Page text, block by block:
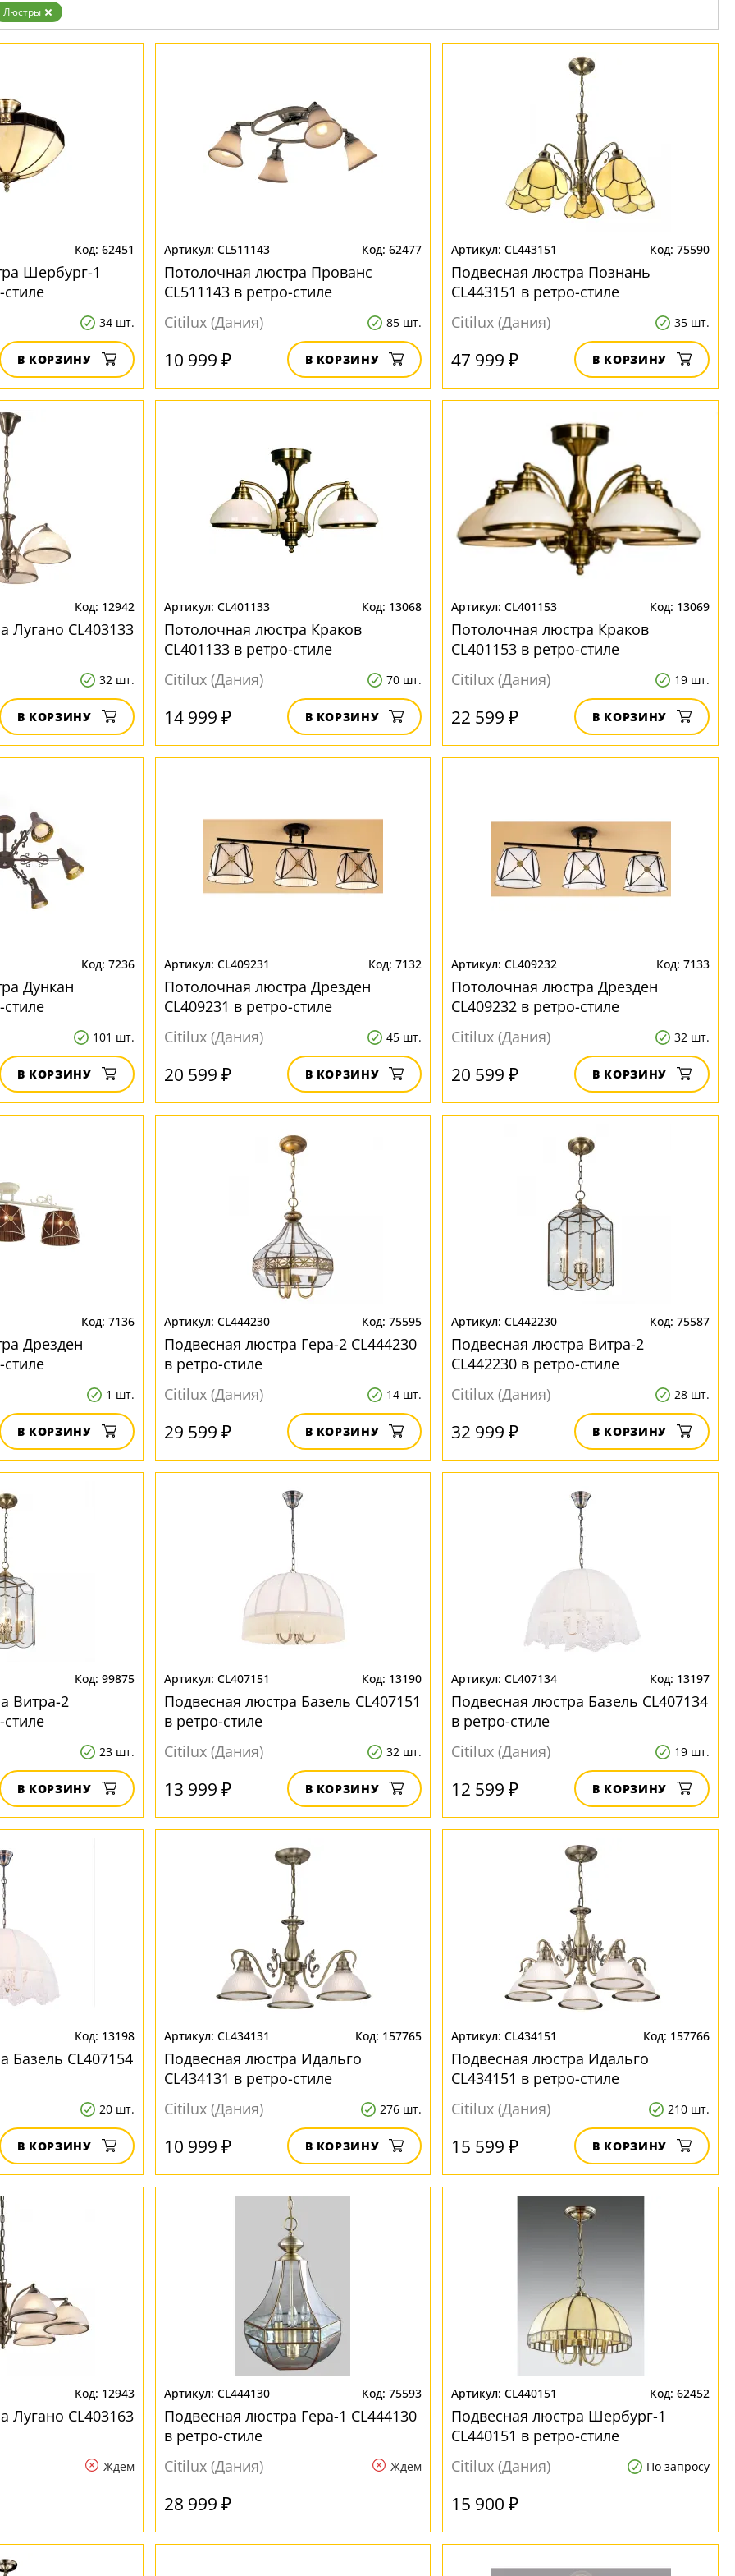
Белые
Бронза
Золото
Люстры
62451
Шербург-1
стиле
34 шт.
В КОРЗИНУ
CL511143 62477
Потолочная люстра Прованс
CL511143 в ретро-стиле
Citilux (Дания)
85 шт.
10 999 ₽ В КОРЗИНУ
CL443151 75590
Подвесная люстра Познань
CL443151 в ретро-стиле
Citilux (Дания)
35 шт.
47 999 ₽ В КОРЗИНУ
12942
Лугано CL403133
32 шт.
В КОРЗИНУ
CL401133 13068
Потолочная люстра Краков
CL401133 в ретро-стиле
Citilux (Дания)
70 шт.
14 999 ₽ В КОРЗИНУ
CL401153 13069
Потолочная люстра Краков
CL401153 в ретро-стиле
Citilux (Дания)
19 шт.
22 599 ₽ В КОРЗИНУ
7236
Дункан
стиле
101 шт.
В КОРЗИНУ
CL409231 7132
Потолочная люстра Дрезден
CL409231 в ретро-стиле
Citilux (Дания)
45 шт.
20 599 ₽ В КОРЗИНУ
CL409232 7133
Потолочная люстра Дрезден
CL409232 в ретро-стиле
Citilux (Дания)
32 шт.
20 599 ₽ В КОРЗИНУ
7136
Дрезден
стиле
1 шт.
В КОРЗИНУ
CL444230 75595
Подвесная люстра Гера-2 CL444230
в ретро-стиле
Citilux (Дания)
14 шт.
29 599 ₽ В КОРЗИНУ
CL442230 75587
Подвесная люстра Витра-2
CL442230 в ретро-стиле
Citilux (Дания)
28 шт.
32 999 ₽ В КОРЗИНУ
99875
Витра-2
стиле
23 шт.
В КОРЗИНУ
CL407151 13190
Подвесная люстра Базель CL407151
в ретро-стиле
Citilux (Дания)
32 шт.
13 999 ₽ В КОРЗИНУ
CL407134 13197
Подвесная люстра Базель CL407134
в ретро-стиле
Citilux (Дания)
19 шт.
12 599 ₽ В КОРЗИНУ
13198
Базель CL407154
20 шт.
В КОРЗИНУ
CL434131 157765
Подвесная люстра Идальго
CL434131 в ретро-стиле
Citilux (Дания)
276 шт.
10 999 ₽ В КОРЗИНУ
CL434151 157766
Подвесная люстра Идальго
CL434151 в ретро-стиле
Citilux (Дания)
210 шт.
15 599 ₽ В КОРЗИНУ
12943
Лугано CL403163
Ждем
CL444130 75593
Подвесная люстра Гера-1 CL444130
в ретро-стиле
Citilux (Дания)
Ждем
28 999 ₽
CL440151 62452
Подвесная люстра Шербург-1
CL440151 в ретро-стиле
Citilux (Дания)
По запросу
15 900 ₽